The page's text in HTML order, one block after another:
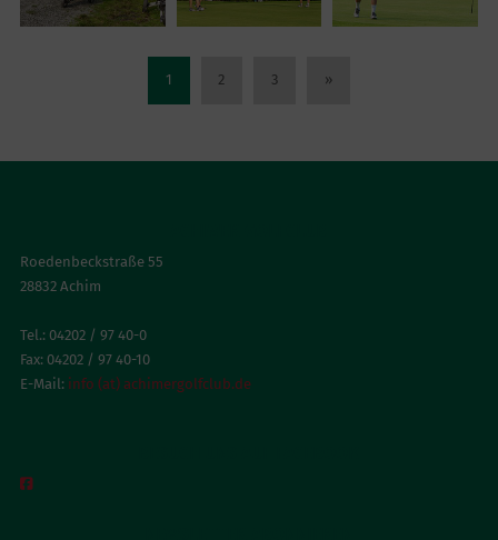
1 2 3 »
Roedenbeckstraße 55
28832 Achim
Tel.: 04202 / 97 40-0
Fax: 04202 / 97 40-10
E-Mail: info (at) achimergolfclub.de
